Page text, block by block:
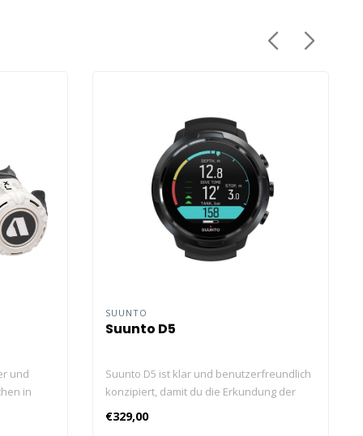
und
in
kalten
SUUNTO
Suunto D5
Suunto D5 ist klar und benutzerfreundlich
konzipiert, damit du die Erkundung der
wundervollen Unterwasserwelt genießen
kannst. Wenn du nicht tauchst, verbinde
€329,00